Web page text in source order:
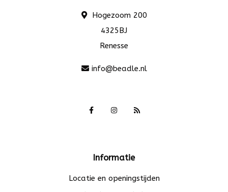
Hogezoom 200
4325BJ
Renesse
info@beadle.nl
Informatie
Locatie en openingstijden